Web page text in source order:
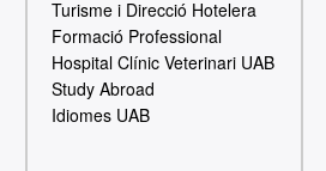
Turisme i Direcció Hotelera
Formació Professional
Hospital Clínic Veterinari UAB
Study Abroad
Idiomes UAB